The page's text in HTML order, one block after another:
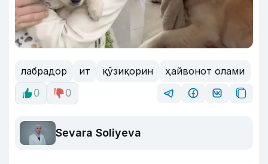
лабрадор ит қўзиқорин
ҳайвонот олами
0
0
Sevara Soliyeva